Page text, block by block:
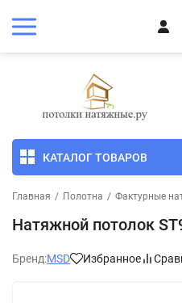
КАТАЛОГ ТОВАРОВ
Главная / Полотна / Фактурные
Натяжной потолок
Бренд:MSD Избранное